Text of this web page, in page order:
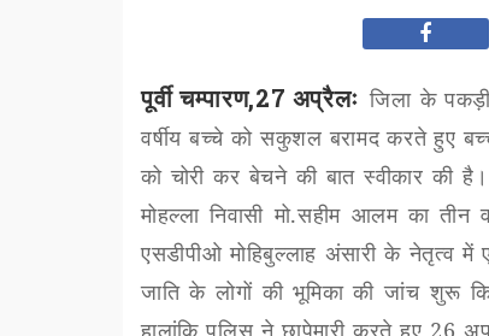
पूर्वी चम्पारण,27 अप्रैलः जिला के
वर्षीय बच्चे को सकुशल बरामद करते हुए
को चोरी कर बेचने की बात स्वीकार की
मोहल्ला निवासी मो.सहीम आलम का
एसडीपीओ मोहिबुल्लाह अंसारी के नेतृत्व
जाति के लोगों की भूमिका की जांच शुरू
हालांकि पुलिस ने छापेमारी करते हुए 26